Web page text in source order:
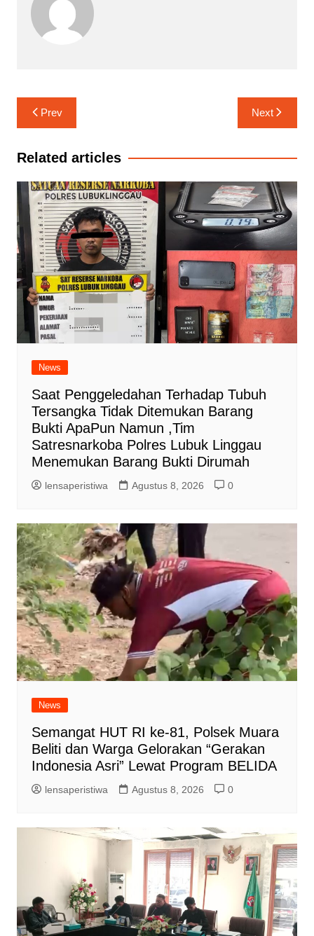
Navigasi
pos
Prev Next
Related articles
News
Saat Penggeledahan Terhadap Tubuh
Tersangka Tidak Ditemukan Barang
Bukti ApaPun Namun ,Tim
Satresnarkoba Polres Lubuk Linggau
Menemukan Barang Bukti Dirumah
lensaperistiwa Agustus 8, 2026 0
News
Semangat HUT RI ke-81, Polsek Muara
Beliti dan Warga Gelorakan “Gerakan
Indonesia Asri” Lewat Program BELIDA
lensaperistiwa Agustus 8, 2026 0